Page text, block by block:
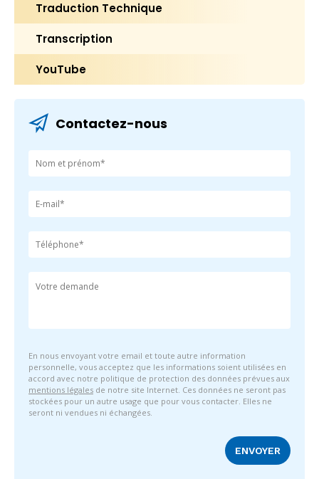
Traduction Technique
Transcription
YouTube
Contactez-nous
En nous envoyant votre email et toute autre information
personnelle, vous acceptez que les informations soient utilisées en
accord avec notre politique de protection des données prévues aux
mentions légales de notre site Internet. Ces données ne seront pas
stockées pour un autre usage que pour vous contacter. Elles ne
seront ni vendues ni échangées.